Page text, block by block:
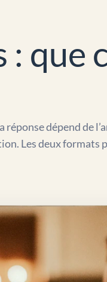
: que
dépend de
Les deux formats